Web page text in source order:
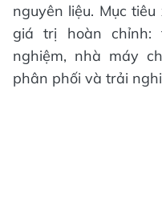
nguyên liệu. Mục
giá trị hoàn chỉnh:
nghiệm, nhà máy
phân phối và trải